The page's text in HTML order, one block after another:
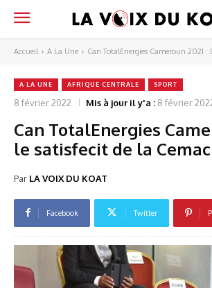
Accueil A La Une Can TotalEnergies Cameroun 2021 :
A LA UNE AFRIQUE CENTRALE SPORT
8 février 2022 Mis à jour il y'a : 8 février
Can TotalEnergies
le satisfecit de la Cemac
Par LA VOIX DU KOAT
Facebook Twitter